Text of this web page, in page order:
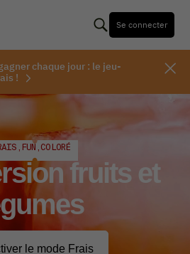
Se connecter
chaque jour : le jeu-
!
fruits et
le mode Frais